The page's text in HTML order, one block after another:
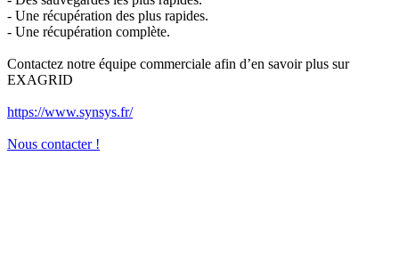
- Une récupération des plus rapides.
- Une récupération complète.
Contactez notre équipe commerciale afin d’en savoir plus sur
EXAGRID
https://www.synsys.fr/
Nous contacter !